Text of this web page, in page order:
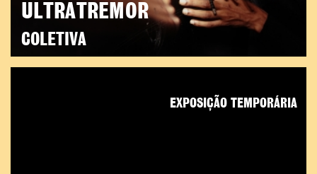
ULTRATREMOR
COLETIVA
EXPOSIÇÃO TEMPORÁRIA